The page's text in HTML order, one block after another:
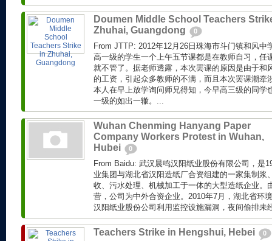
Doumen Middle School Teachers
Zhuhai, Guangdong
0
From JTTP: 2012年12月26日珠海市斗门镇和风中
高一级的学生一个上午五节课都是在教师自习，任
就不管了。据老师透露，本次罢课的原因是由于和
的工资，引起众多教师的不满，而且本次罢课潮牵
本人在早上放学询问师兄得知，今早高三级的同学
一级的如出一辙。...
Wuhan Chenming Hanyang Paper
Company Workers Protest in Wuhan,
Hubei
0
From Baidu: 武汉晨鸣汉阳纸业股份有限公司，是
业集团与湖北省汉阳造纸厂合资组建的一家集制浆
收、污水处理、机械加工于一体的大型造纸企业。
营，公司为中外合资企业。2010年7月，湖北省环
汉阳纸业股份公司利用监控设施漏洞，夜间偷排未
Teachers Strike in Hengshui, Hebei 0